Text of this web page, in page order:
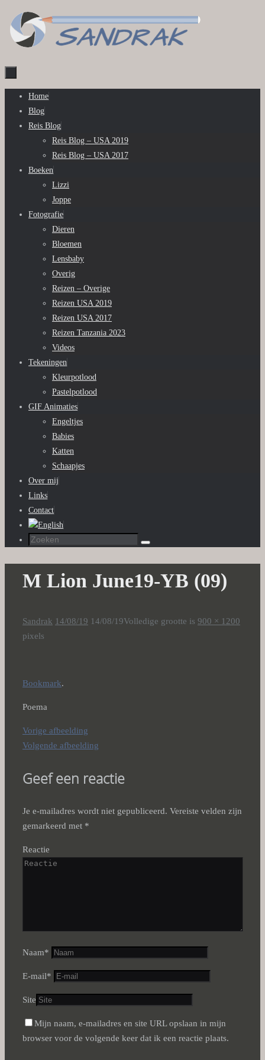
naar
de
naar
Home
Blog
Reis Blog
Reis Blog – USA 2019
Reis Blog – USA 2017
Boeken
Lizzi
Joppe
Fotografie
Dieren
Bloemen
Lensbaby
Overig
Reizen – Overige
Reizen USA 2019
Reizen USA 2017
Reizen Tanzania 2023
Videos
Tekeningen
Kleurpotlood
Pastelpotlood
GIF Animaties
Engeltjes
Babies
Katten
Schaapjes
Over mij
Links
Contact
Zoeken
Zoeken
M Lion June19-YB (09)
Sandrak 14/08/19 14/08/19Volledige grootte is 900 × 1200
pixels
Bookmark.
Poema
Vorige afbeelding
Volgende afbeelding
Geef een reactie
Je e-mailadres wordt niet gepubliceerd. Vereiste velden zijn
gemarkeerd met *
Reactie
Naam*
E-mail*
Site
Mijn naam, e-mailadres en site URL opslaan in mijn
browser voor de volgende keer dat ik een reactie plaats.